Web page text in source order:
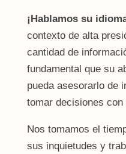
¡Hablamos su
contexto de alta
cantidad de
fundamental que su
pueda asesorarlo de
tomar decisiones con
Nos tomamos el
sus inquietudes y